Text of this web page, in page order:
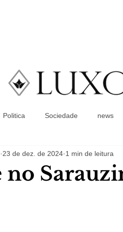
Politica Sociedade news
no
23 de dez. de 2024 1 min de leitura